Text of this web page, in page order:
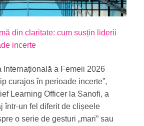
din claritate: cum susțin liderii
incerte
Internațională a Femeii 2026
curajos în perioade incerte”,
Learning Officer la Sanofi, a
într-un fel diferit de clișeele
o serie de gesturi „mari” sau